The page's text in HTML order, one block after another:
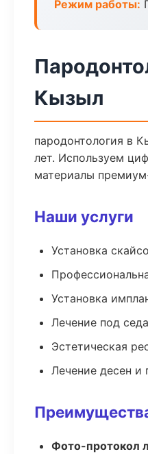
Режим работы:
Кызыл
пародонтология в
лет. Используем
материалы
Наши услуги
Установка
Установка
Лечение под
Эстетическая
Лечение десен и
Фото-протокол